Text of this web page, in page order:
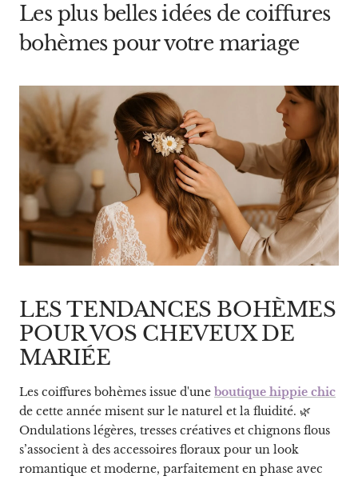
Les plus belles idées de coiffures
bohèmes pour votre mariage
LES TENDANCES BOHÈMES
POUR VOS CHEVEUX DE
MARIÉE
Les coiffures bohèmes issue d'une boutique hippie chic
de cette année misent sur le naturel et la fluidité. 🌿
Ondulations légères, tresses créatives et chignons flous
s’associent à des accessoires floraux pour un look
romantique et moderne, parfaitement en phase avec